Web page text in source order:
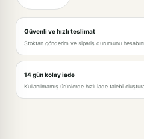
Güvenli ve hızlı teslimat
Stoktan gönderim ve sipariş durumunu
14 gün kolay iade
Kullanılmamış ürünlerde hızlı iade talebi